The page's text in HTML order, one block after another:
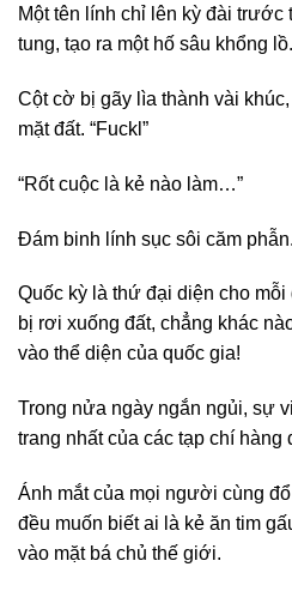
Một tên lính chỉ lên kỳ đài
tung, tạo ra một hố sâu khổng lồ.
Cột cờ bị gãy lìa thành vài
mặt đất. “Fuckl”
“Rốt cuộc là kẻ nào làm…”
Đám binh lính sục sôi căm phẫn.
Quốc kỳ là thứ đại diện cho
bị rơi xuống đất, chẳng khác
vào thể diện của quốc gia!
Trong nửa ngày ngắn ngủi, sự
trang nhất của các tạp chí hàng
Ánh mắt của mọi người cùng
đều muốn biết ai là kẻ ăn tim
vào mặt bá chủ thế giới.